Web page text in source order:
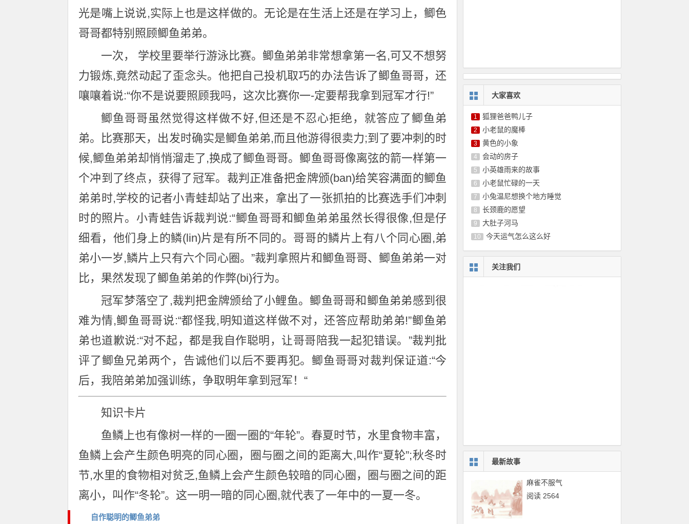
光是嘴上说说,实际上也是这样做的。无论是在生活上还是在学习上，鲫色
哥哥都特别照顾鲫鱼弟弟。
一次， 学校里要举行游泳比赛。鲫鱼弟弟非常想拿第一名,可又不想努
力锻炼,竟然动起了歪念头。他把自己投机取巧的办法告诉了鲫鱼哥哥，还
嚷嚷着说:“你不是说要照顾我吗，这次比赛你一-定要帮我拿到冠军才行!”
鲫鱼哥哥虽然觉得这样做不好,但还是不忍心拒绝，就答应了鲫鱼弟
弟。比赛那天，出发时确实是鲫鱼弟弟,而且他游得很卖力;到了要冲刺的时
候,鲫鱼弟弟却悄悄溜走了,换成了鲫鱼哥哥。鲫鱼哥哥像离弦的箭一样第一
个冲到了终点，获得了冠军。裁判正准备把金牌颁(ban)给笑容满面的鲫鱼
弟弟时,学校的记者小青蛙却站了出来，拿出了一张抓拍的比赛选手们冲刺
时的照片。小青蛙告诉裁判说:“鲫鱼哥哥和鲫鱼弟弟虽然长得很像,但是仔
细看，他们身上的鳞(lin)片是有所不同的。哥哥的鳞片上有八个同心圈,弟
弟小一岁,鳞片上只有六个同心圈。”裁判拿照片和鲫鱼哥哥、鲫鱼弟弟一对
比，果然发现了鲫鱼弟弟的作弊(bi)行为。
冠军梦落空了,裁判把金牌颁给了小鲤鱼。鲫鱼哥哥和鲫鱼弟弟感到很
难为情,鲫鱼哥哥说:“都怪我,明知道这样做不对，还答应帮助弟弟!”鲫鱼弟
弟也道歉说:“对不起，都是我自作聪明，让哥哥陪我一起犯错误。”裁判批
评了鲫鱼兄弟两个，告诚他们以后不要再犯。鲫鱼哥哥对裁判保证道:“今
后，我陪弟弟加强训练，争取明年拿到冠军！“
知识卡片
鱼鳞上也有像树一样的一圈一圈的“年轮”。春夏时节，水里食物丰富，
鱼鳞上会产生颜色明亮的同心圈，圈与圈之间的距离大,叫作“夏轮”;秋冬时
节,水里的食物相对贫乏,鱼鳞上会产生颜色较暗的同心圈，圈与圈之间的距
离小，叫作“冬轮”。这一明一暗的同心圈,就代表了一年中的一夏一冬。
自作聪明的鲫鱼弟弟
大家喜欢
1 狐狸爸爸鸭儿子
2 小老鼠的魔棒
3 黄色的小象
4 会动的房子
5 小英雄雨来的故事
6 小老鼠忙碌的一天
7 小兔温尼想换个地方睡觉
8 长颈鹿的愿望
9 大肚子河马
10 今天运气怎么这么好
关注我们
最新故事
麻雀不服气
阅读 2564